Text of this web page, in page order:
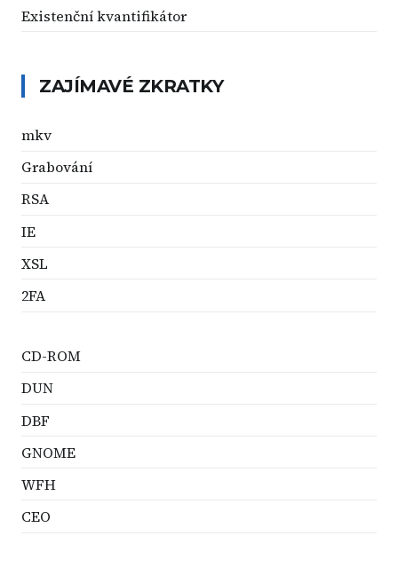
Existenční kvantifikátor
ZAJÍMAVÉ ZKRATKY
mkv
Grabování
RSA
IE
XSL
2FA
CD-ROM
DUN
DBF
GNOME
WFH
CEO